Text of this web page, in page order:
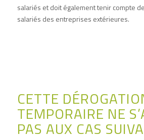
salariés et doit également tenir compte
salariés des entreprises extérieures.
CETTE
TEMPORAIRE NE
PAS AUX CAS